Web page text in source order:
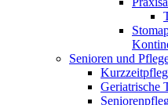
Senioren und
Geriatrische